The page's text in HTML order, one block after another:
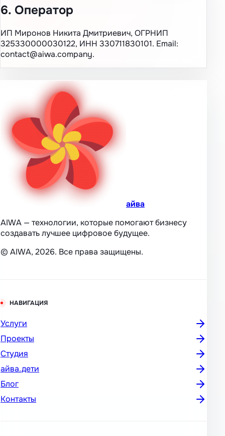
6. Оператор
ИП Миронов Никита Дмитриевич, ОГРНИП
325330000030122, ИНН 330711830101. Email:
contact@aiwa.company.
айва
AIWA — технологии, которые помогают бизнесу
создавать лучшее цифровое будущее.
© AIWA, 2026. Все права защищены.
НАВИГАЦИЯ
Услуги
Проекты
Студия
айва.дети
Блог
Контакты